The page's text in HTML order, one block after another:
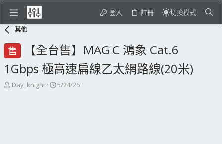
登入 註冊 切換模式
其他
售
【全台售】MAGIC 鴻象 Cat.6
1Gbps 極高速扁線乙太網路線(20米)
主
Day_knight
開
5/24/26